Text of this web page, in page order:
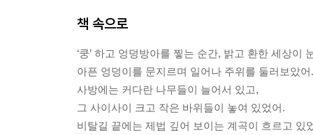
책 속으로
‘쿵’ 하고 엉덩방아를 찧는 순간, 밝고 환한 세상이
아픈 엉덩이를 문지르며 일어나 주위를 둘러보았어.
사방에는 커다란 나무들이 늘어서 있고,
그 사이사이 크고 작은 바위들이 놓여 있었어.
비탈길 끝에는 제법 깊어 보이는 계곡이 흐르고 있